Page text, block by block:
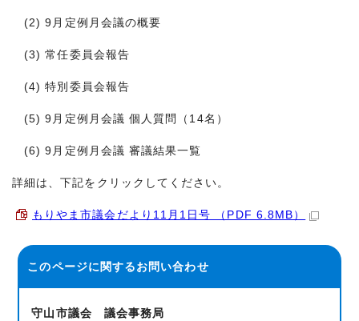
(2) 9月定例月会議の概要
(3) 常任委員会報告
(4) 特別委員会報告
(5) 9月定例月会議 個人質問（14名）
(6) 9月定例月会議 審議結果一覧
詳細は、下記をクリックしてください。
もりやま市議会だより11月1日号 （PDF 6.8MB）
このページに関するお問い合わせ
守山市議会 議会事務局